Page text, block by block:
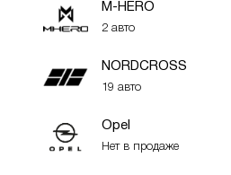
M-HERO
2 авто
NORDCROSS
19 авто
Opel
Нет в продаже